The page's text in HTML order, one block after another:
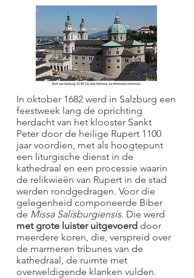
In oktober 1682 werd in Salzburg een
feestweek lang de oprichting
herdacht van het klooster Sankt
Peter door de heilige Rupert 1100
jaar voordien, met als hoogtepunt
een liturgische dienst in de
kathedraal en een processie waarin
de relikwieën van Rupert in de stad
werden rondgedragen. Voor die
gelegenheid componeerde Biber
de Missa Salisburgiensis. Die werd
met grote luister uitgevoerd door
meerdere koren, die, verspreid over
de marmeren tribunes van de
kathedraal, de ruimte met
overweldigende klanken vulden.